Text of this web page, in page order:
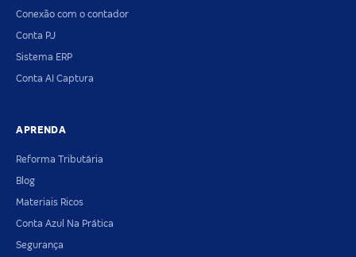
Conexão com o contador
Conta PJ
Sistema ERP
Conta AI Captura
APRENDA
Reforma Tributária
Blog
Materiais Ricos
Conta Azul Na Prática
Segurança